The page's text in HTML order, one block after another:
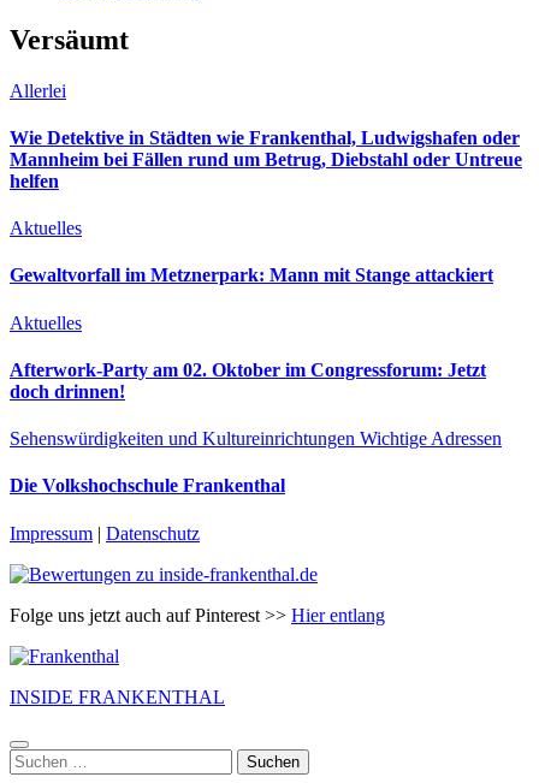
Versäumt
Allerlei
Wie Detektive in Städten wie Frankenthal, Ludwigshafen oder
Mannheim bei Fällen rund um Betrug, Diebstahl oder Untreue
helfen
Aktuelles
Gewaltvorfall im Metznerpark: Mann mit Stange attackiert
Aktuelles
Afterwork-Party am 02. Oktober im Congressforum: Jetzt
doch drinnen!
Sehenswürdigkeiten und Kultureinrichtungen Wichtige Adressen
Die Volkshochschule Frankenthal
Impressum | Datenschutz
Folge uns jetzt auch auf Pinterest >> Hier entlang
INSIDE FRANKENTHAL
Suchen